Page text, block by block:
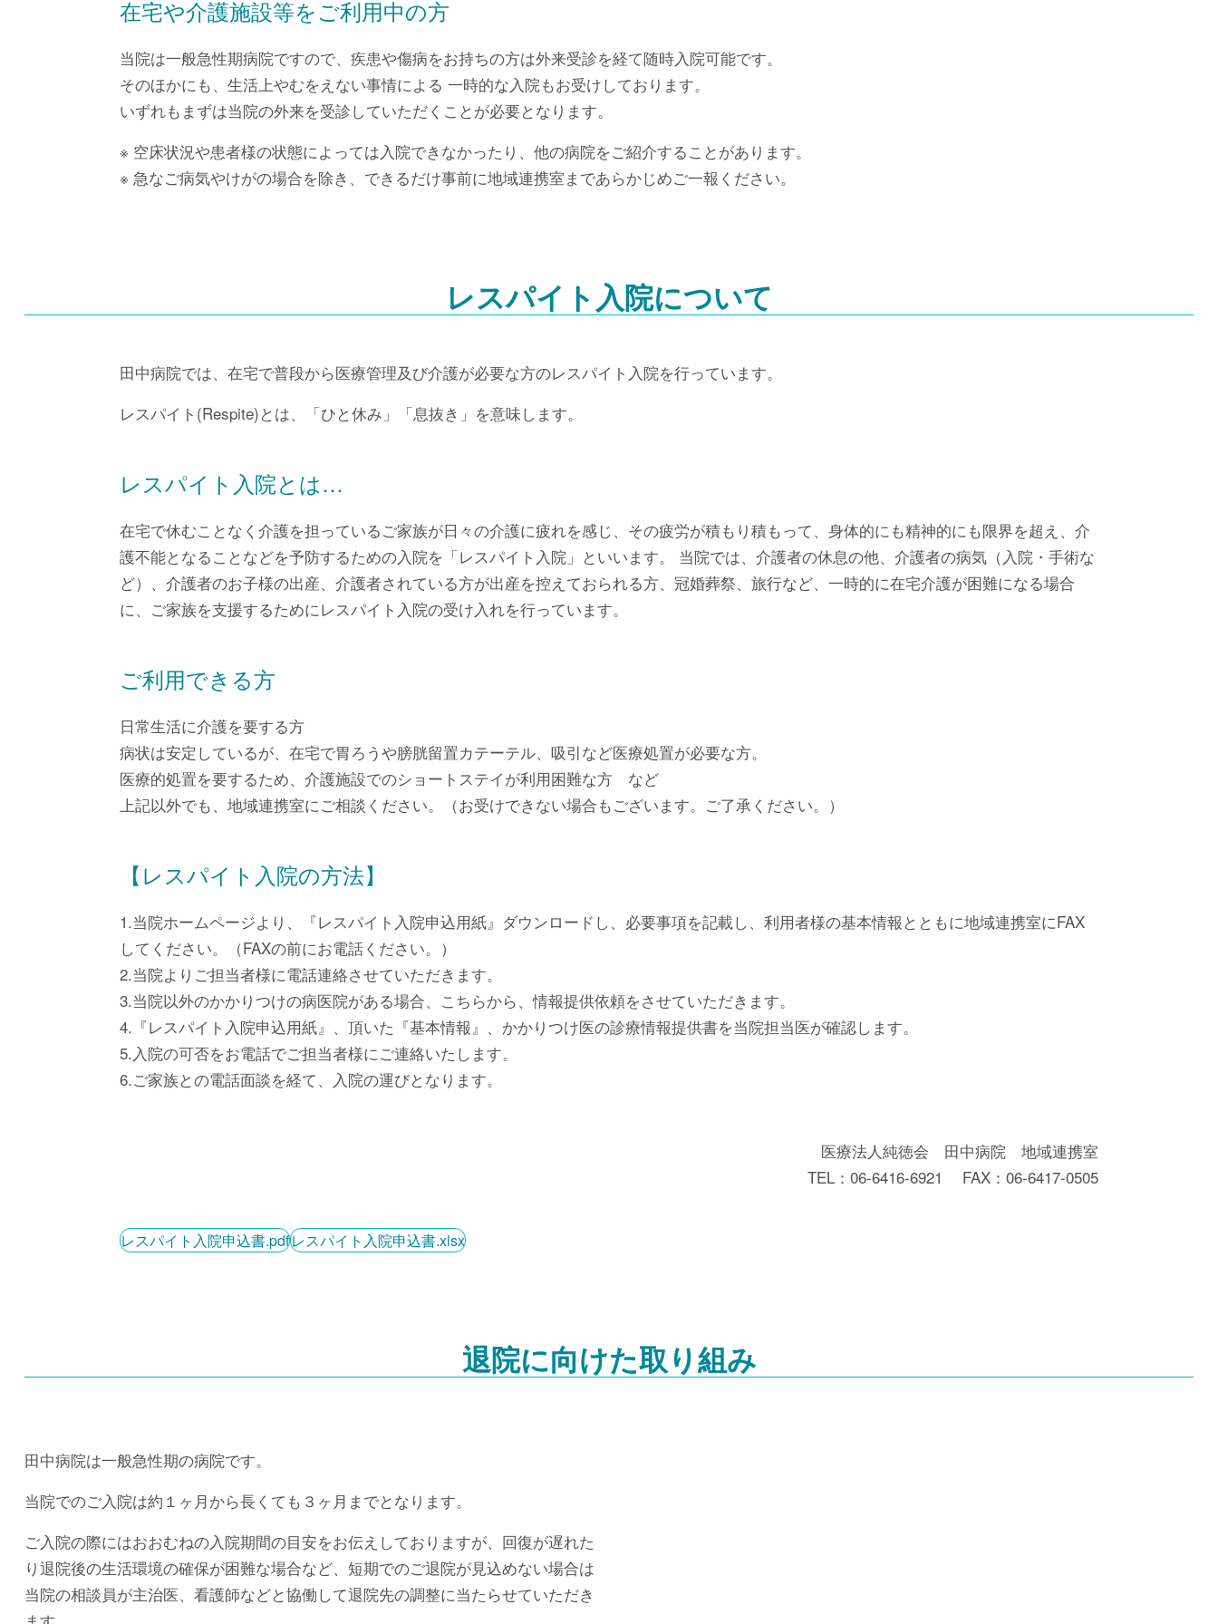
在宅や介護施設等をご利用中の方
当院は一般急性期病院ですので、疾患や傷病をお持ちの方は外来受診を経て随時入院可能です。
そのほかにも、生活上やむをえない事情による 一時的な入院もお受けしております。
いずれもまずは当院の外来を受診していただくことが必要となります。
※ 空床状況や患者様の状態によっては入院できなかったり、他の病院をご紹介することがあります。
※ 急なご病気やけがの場合を除き、できるだけ事前に地域連携室まであらかじめご一報ください。
レスパイト入院について
田中病院では、在宅で普段から医療管理及び介護が必要な方のレスパイト入院を行っています。
レスパイト(Respite)とは、「ひと休み」「息抜き」を意味します。
レスパイト入院とは…
在宅で休むことなく介護を担っているご家族が日々の介護に疲れを感じ、その疲労が積もり積もって、身体的にも精神的にも限界を超え、介
護不能となることなどを予防するための入院を「レスパイト入院」といいます。 当院では、介護者の休息の他、介護者の病気（入院・手術な
ど）、介護者のお子様の出産、介護者されている方が出産を控えておられる方、冠婚葬祭、旅行など、一時的に在宅介護が困難になる場合
に、ご家族を支援するためにレスパイト入院の受け入れを行っています。
ご利用できる方
日常生活に介護を要する方
病状は安定しているが、在宅で胃ろうや膀胱留置カテーテル、吸引など医療処置が必要な方。
医療的処置を要するため、介護施設でのショートステイが利用困難な方 など
上記以外でも、地域連携室にご相談ください。（お受けできない場合もございます。ご了承ください。）
【レスパイト入院の方法】
1.当院ホームページより、『レスパイト入院申込用紙』ダウンロードし、必要事項を記載し、利用者様の基本情報とともに地域連携室にFAX
してください。（FAXの前にお電話ください。）
2.当院よりご担当者様に電話連絡させていただきます。
3.当院以外のかかりつけの病医院がある場合、こちらから、情報提供依頼をさせていただきます。
4.『レスパイト入院申込用紙』、頂いた『基本情報』、かかりつけ医の診療情報提供書を当院担当医が確認します。
5.入院の可否をお電話でご担当者様にご連絡いたします。
6.ご家族との電話面談を経て、入院の運びとなります。
医療法人純徳会 田中病院 地域連携室
TEL：06-6416-6921 FAX：06-6417-0505
レスパイト入院申込書.pdfレスパイト入院申込書.xlsx
退院に向けた取り組み
田中病院は一般急性期の病院です。
当院でのご入院は約１ヶ月から長くても３ヶ月までとなります。
ご入院の際にはおおむねの入院期間の目安をお伝えしておりますが、回復が遅れた
り退院後の生活環境の確保が困難な場合など、短期でのご退院が見込めない場合は
当院の相談員が主治医、看護師などと協働して退院先の調整に当たらせていただき